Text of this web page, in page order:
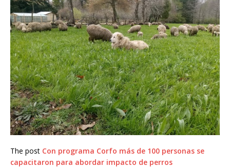
The post Con programa Corfo más de 100 personas se
capacitaron para abordar impacto de perros